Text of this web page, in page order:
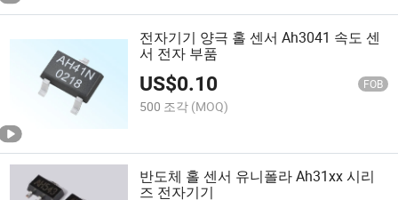
전자기기 양극 홀 센서 Ah3041 속도 센
서 전자 부품
US$0.10 FOB
500 조각 (MOQ)
반도체 홀 센서 유니폴라 Ah31xx 시리
즈 전자기기